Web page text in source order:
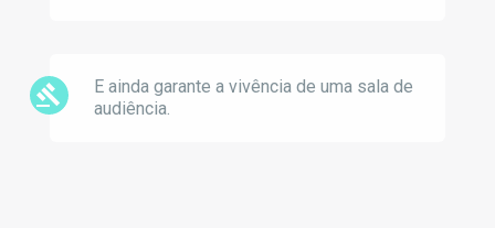
gavel
E ainda garante a vivência de uma sala de
audiência.